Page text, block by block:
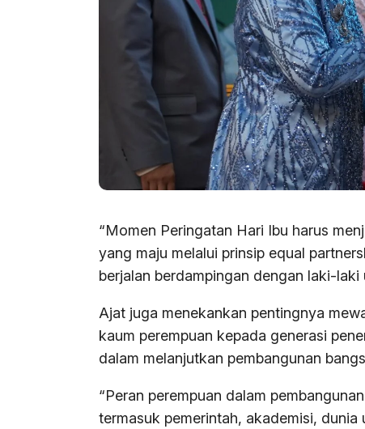
“Momen Peringatan Hari Ibu harus
yang maju melalui prinsip equal
berjalan berdampingan dengan laki-
Ajat juga menekankan pentingnya
kaum perempuan kepada generasi
dalam melanjutkan pembangunan
“Peran perempuan dalam
termasuk pemerintah, akademisi, dunia